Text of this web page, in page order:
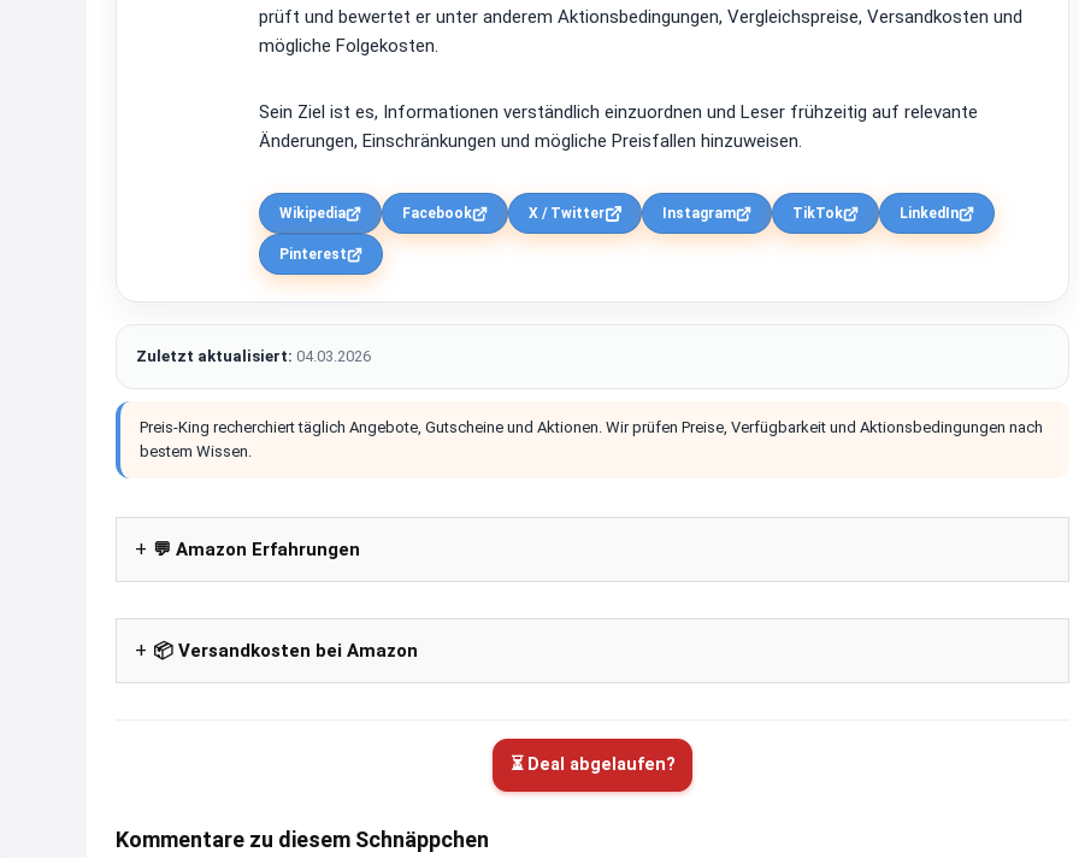
prüft und bewertet er unter anderem Aktionsbedingungen, Vergleichspreise, Versandkosten und
mögliche Folgekosten.
Sein Ziel ist es, Informationen verständlich einzuordnen und Leser frühzeitig auf relevante
Änderungen, Einschränkungen und mögliche Preisfallen hinzuweisen.
Wikipedia Facebook X / Twitter Instagram TikTok LinkedIn
Pinterest
Zuletzt aktualisiert: 04.03.2026
Preis-King recherchiert täglich Angebote, Gutscheine und Aktionen. Wir prüfen Preise, Verfügbarkeit und Aktionsbedingungen nach
bestem Wissen.
💬 Amazon Erfahrungen
📦 Versandkosten bei Amazon
⏳ Deal abgelaufen?
Kommentare zu diesem Schnäppchen